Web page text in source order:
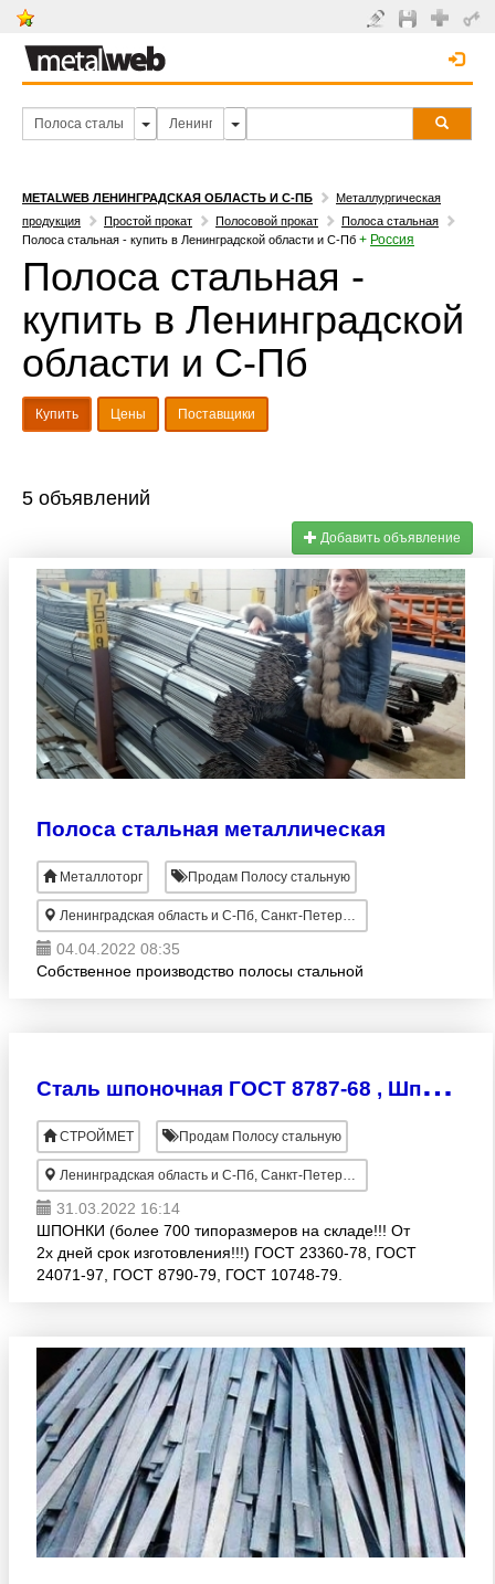
METALWEB ЛЕНИНГРАДСКАЯ ОБЛАСТЬ И С-ПБ
Металлургическая
продукция
Простой прокат Полосовой прокат
Полоса стальная
Полоса стальная - купить в Ленинградской области и С-Пб + Россия
Полоса стальная -
купить в Ленинградской
области и С-Пб
Купить Цены Поставщики
5 объявлений
Добавить объявление
Полоса стальная металлическая
Металлоторг Продам Полосу стальную
Ленинградская область и С-Пб, Санкт-Петербург
04.04.2022 08:35
Собственное производство полосы стальной
С
таль шпоночная ГОСТ 8787-68 , Шпонка ГОСТ , калиброванный квадрат
СТРОЙМЕТ Продам Полосу стальную
Ленинградская область и С-Пб, Санкт-Петербург
31.03.2022 16:14
ШПОНКИ (более 700 типоразмеров на складе!!! От
2х дней срок изготовления!!!) ГОСТ 23360-78, ГОСТ
24071-97, ГОСТ 8790-79, ГОСТ 10748-79.